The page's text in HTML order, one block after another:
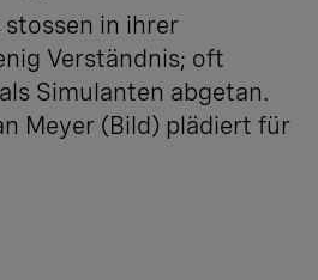
in ihrer
Verständnis; oft
Simulanten abgetan.
Meyer (Bild) plädiert für